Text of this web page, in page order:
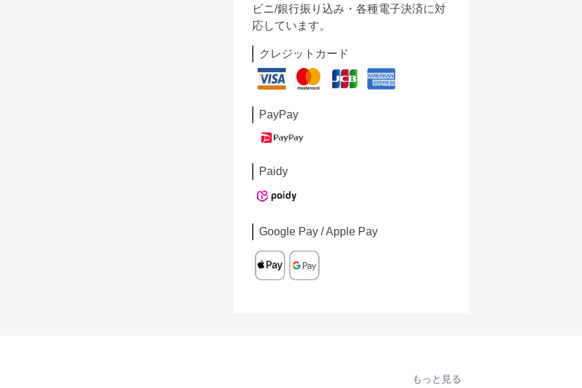
ビニ/銀行振り込み・各種電子決済に対
応しています。
クレジットカード
PayPay
Paidy
Google Pay / Apple Pay
もっと見る